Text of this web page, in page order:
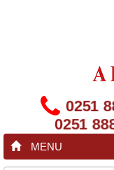
0251
0251
MENU